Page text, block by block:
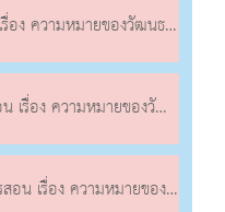
ความหมายของวัฒนธรรม
ง ความหมายของวัฒนธรรม
รื่อง ความหมายของวัฒนธรรม